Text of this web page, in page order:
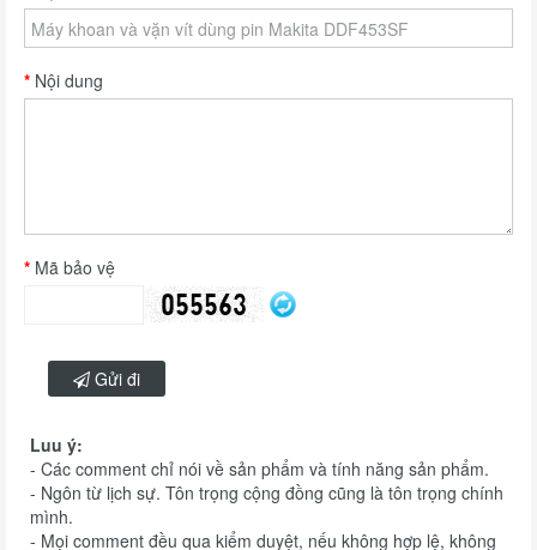
Nội dung
Mã bảo vệ
Gửi đi
Luu ý:
- Các comment chỉ nói về sản phẩm và tính năng sản phẩm.
- Ngôn từ lịch sự. Tôn trọng cộng đồng cũng là tôn trọng chính
mình.
- Mọi comment đều qua kiểm duyệt, nếu không hợp lệ, không